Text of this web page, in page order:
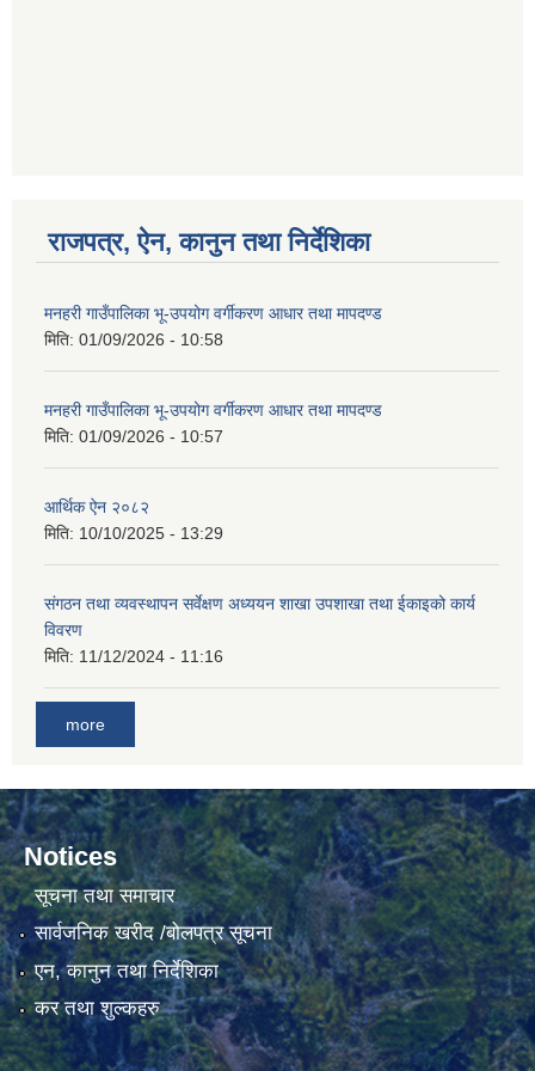
राजपत्र, ऐन, कानुन तथा निर्देशिका
मनहरी गाउँपालिका भू-उपयोग वर्गीकरण आधार तथा मापदण्ड
मिति: 01/09/2026 - 10:58
मनहरी गाउँपालिका भू-उपयोग वर्गीकरण आधार तथा मापदण्ड
मिति: 01/09/2026 - 10:57
आर्थिक ऐन २०८२
मिति: 10/10/2025 - 13:29
संगठन तथा व्यवस्थापन सर्वेक्षण अध्ययन शाखा उपशाखा तथा ईकाइको कार्य
विवरण
मिति: 11/12/2024 - 11:16
more
Notices
सूचना तथा समाचार
सार्वजनिक खरीद /बोलपत्र सूचना
एन, कानुन तथा निर्देशिका
कर तथा शुल्कहरु